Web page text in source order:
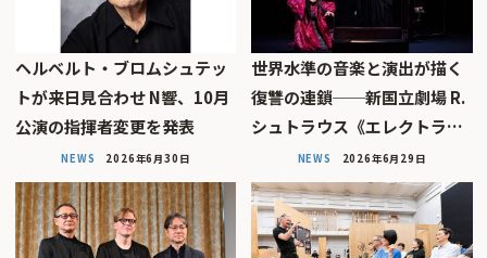
ヘルベルト・ブロムシュテッ
トが来日見合わせ N響、10月
公演の指揮者変更を発表
NEWS 2026年6月30日
世界水準の音楽と演出が描く
復讐の連鎖──新国立劇場 R.
シュトラウス《エレクトラ…
NEWS 2026年6月29日